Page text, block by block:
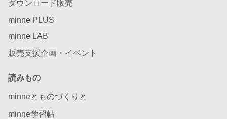
ダウンロード販売
minne PLUS
minne LAB
販売支援企画・イベント
読みもの
minneとものづくりと
minne学習帖